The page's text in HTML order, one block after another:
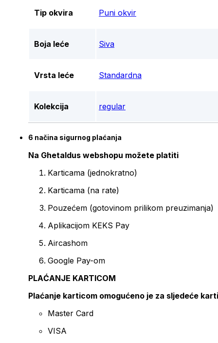
Tip okvira Puni okvir
Boja leće Siva
Vrsta leće Standardna
Kolekcija regular
6 načina sigurnog plaćanja
Na Ghetaldus webshopu možete platiti
Karticama (jednokratno)
Karticama (na rate)
Pouzećem (gotovinom prilikom preuzimanja)
Aplikacijom KEKS Pay
Aircashom
Google Pay-om
PLAĆANJE KARTICOM
Plaćanje karticom omogućeno je za sljedeće
Master Card
VISA